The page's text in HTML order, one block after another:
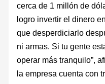
cerca de 1 millón de
logro invertir el dinero
que desperdiciarlo
ni armas. Si tu gente
operar más tranquilo”,
la empresa cuenta con